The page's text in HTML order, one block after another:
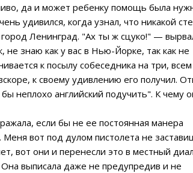
да и может ребенку помощь была
удивился, когда узнал, что никакой
Ленинград. "Ах ты ж сцуко!" —
знаю как у вас в Нью-Йорке, так как не
к посылу собеседника на три, всем
к своему удивлению его получил.
неплохо английский подучить". К чему
если бы не ее постоянная манера
вот под дулом пистолета не
вот они и перенесли это в местный
выписала даже не предупредив и не